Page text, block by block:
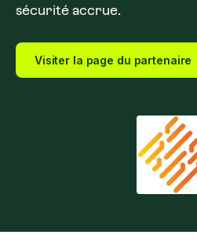
sécurité accrue.
Visiter la page du partenaire